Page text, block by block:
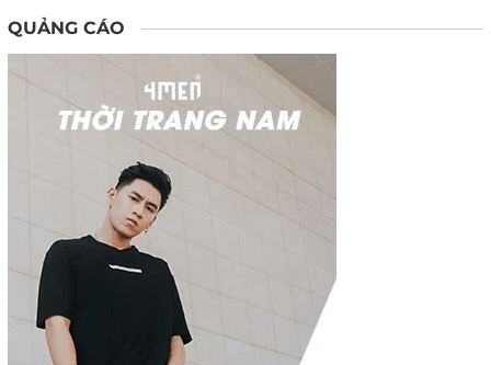
QUẢNG CÁO